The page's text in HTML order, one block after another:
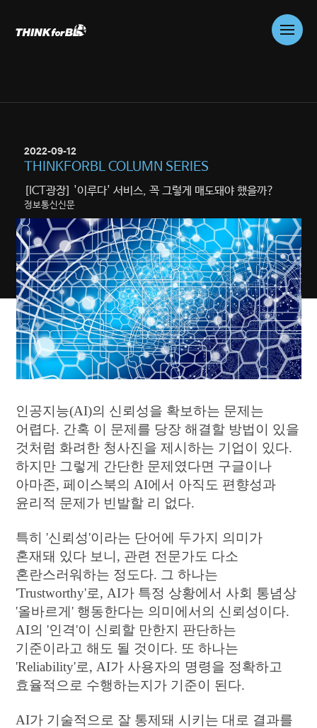
content
COMPANY
02WHAT WE DO
PROBLEM SOLVING
CONSULTING
03WHAT WE DO
TRUSTWORTHY AI
04WHAT WE DO
SMART LIVESTOCK
MAGAZINE
06 WHAT'S NEW
NEWS
contact@thinkforbl.com
+82-2-562-6545
We love technology, but not as much as being human.
Would you like towork with us?
2022-09-12
THINKFORBL COLUMN SERIES
[ICT광장] '이루다' 서비스, 꼭 그렇게 매도돼야 했을까?
정보통신신문
인공지능(AI)의 신뢰성을 확보하는 문제는
어렵다. 간혹 이 문제를 당장 해결할 방법이 있을
것처럼 화려한 청사진을 제시하는 기업이 있다.
하지만 그렇게 간단한 문제였다면 구글이나
아마존, 페이스북의 AI에서 아직도 편향성과
윤리적 문제가 빈발할 리 없다.
특히 '신뢰성'이라는 단어에 두가지 의미가
혼재돼 있다 보니, 관련 전문가도 다소
혼란스러워하는 정도다. 그 하나는
'Trustworthy'로, AI가 특정 상황에서 사회 통념상
'올바르게' 행동한다는 의미에서의 신뢰성이다.
AI의 '인격'이 신뢰할 만한지 판단하는
기준이라고 해도 될 것이다. 또 하나는
'Reliability'로, AI가 사용자의 명령을 정확하고
효율적으로 수행하는지가 기준이 된다.
AI가 기술적으로 잘 통제돼 시키는 대로 결과를